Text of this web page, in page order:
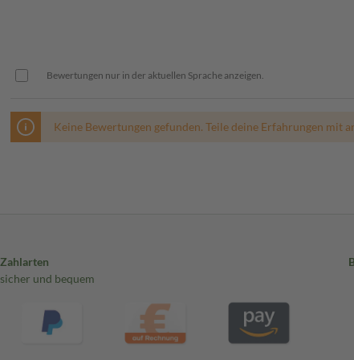
Bewertungen nur in der aktuellen Sprache anzeigen.
Keine Bewertungen gefunden. Teile deine Erfahrungen mit
Zahlarten
sicher und bequem